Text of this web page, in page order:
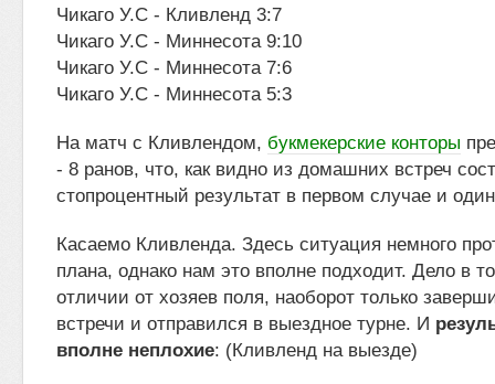
Чикаго У.С - Кливленд 3:7
Чикаго У.С - Миннесота 9:10
Чикаго У.С - Миннесота 7:6
Чикаго У.С - Миннесота 5:3
На матч с Кливлендом, букмекерские конторы
- 8 ранов, что, как видно из домашних встреч
стопроцентный результат в первом случае и
Касаемо Кливленда. Здесь ситуация немного
плана, однако нам это вполне подходит. Дело в
отличии от хозяев поля, наоборот только
встречи и отправился в выездное турне. И
вполне неплохие: (Кливленд на выезде)